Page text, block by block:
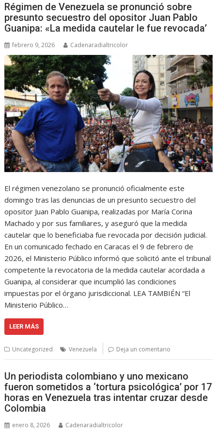
Régimen de Venezuela se pronunció sobre
presunto secuestro del opositor Juan Pablo
Guanipa: «La medida cautelar le fue revocada’
febrero 9, 2026 Cadenaradialtricolor
El régimen venezolano se pronunció oficialmente este
domingo tras las denuncias de un presunto secuestro del
opositor Juan Pablo Guanipa, realizadas por María Corina
Machado y por sus familiares, y aseguró que la medida
cautelar que lo beneficiaba fue revocada por decisión judicial.
En un comunicado fechado en Caracas el 9 de febrero de
2026, el Ministerio Público informó que solicitó ante el tribunal
competente la revocatoria de la medida cautelar acordada a
Guanipa, al considerar que incumplió las condiciones
impuestas por el órgano jurisdiccional. LEA TAMBIÉN “El
Ministerio Público…
LEER MÁS
Uncategorized Venezuela Deja un comentario
Un periodista colombiano y uno mexicano
fueron sometidos a ‘tortura psicológica’ por 17
horas en Venezuela tras intentar cruzar desde
Colombia
enero 8, 2026 Cadenaradialtricolor